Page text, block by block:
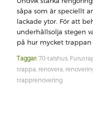
såpa som är speciellt
lackade ytor. För att
underhållsolja stegen
på hur mycket trappan
Taggar: 70-talshus,
trappa, renovera,
trapprenovering